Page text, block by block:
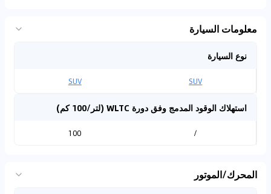
معلومات السيارة
نوع السيارة
SUV
SUV
استهلاك الوقود المدمج وفق دورة WLTC (لتر/100 كم)
/
100
المحرك/الموتور